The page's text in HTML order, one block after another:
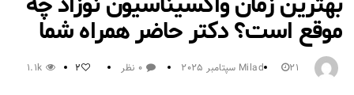
موقع است؟ دکتر حاضر همراه شما
Milad 21 سپتامبر 2025 0 نظر 2
1.1k